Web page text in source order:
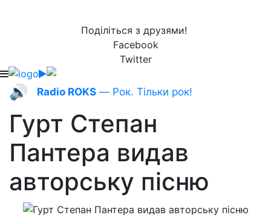
Поділіться з друзями!
Facebook
Twitter
🔊 Radio ROKS — Рок. Тільки рок!
Гурт Степан
Пантера видав
авторську пісню